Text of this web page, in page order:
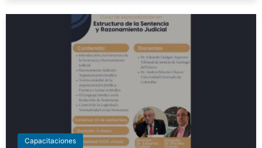
Capacitaciones